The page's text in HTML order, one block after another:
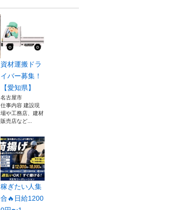
資材運搬ドラ
イバー募集！
【愛知県】
名古屋市
仕事内容 建設現
場や工務店、建材
販売店など...
稼ぎたい人集
合🔥日給1200